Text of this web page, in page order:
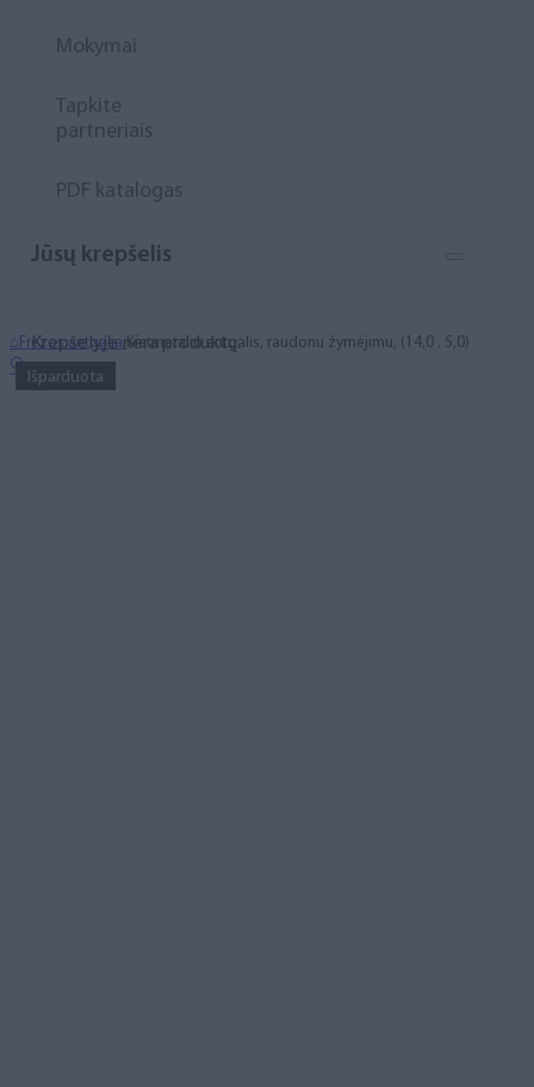
Mokymai
Tapkite
partneriais
PDF katalogas
Jūsų krepšelis
Krepšelyje nėra produktų.
⌂ Frezos antgaliaiKietmetalio antgalis, raudonu žymėjimu, (14,0 . 5,0)
Išparduota
🔍